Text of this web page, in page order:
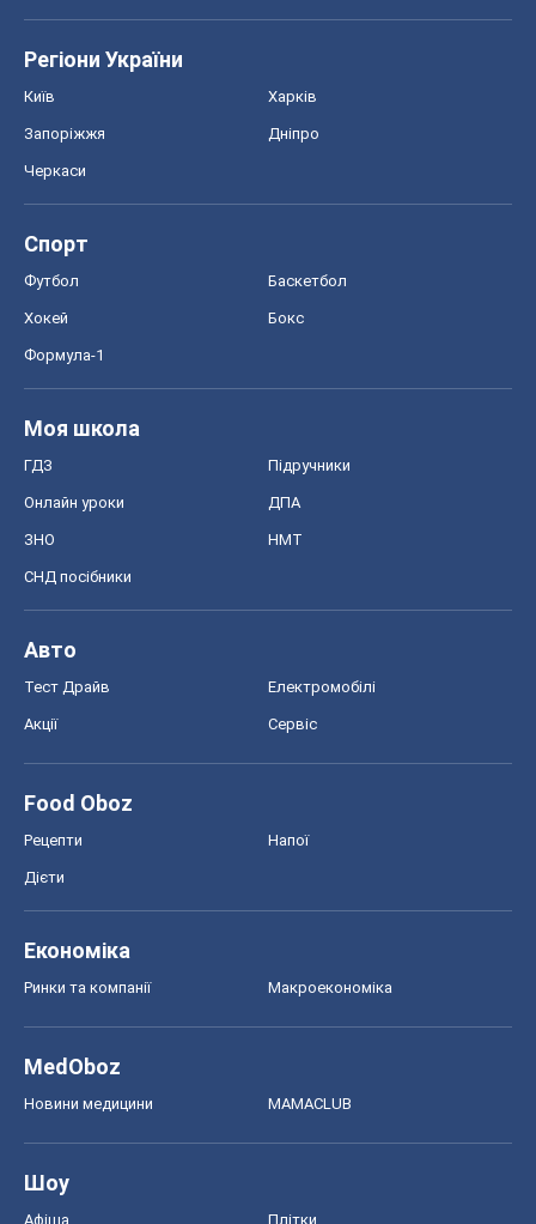
Регіони України
Київ Харків
Запоріжжя Дніпро
Черкаси
Спорт
Футбол Баскетбол
Хокей Бокс
Формула-1
Моя школа
ГДЗ Підручники
Онлайн уроки ДПА
ЗНО НМТ
СНД посібники
Авто
Тест Драйв Електромобілі
Акції Сервіс
Food Oboz
Рецепти Напої
Дієти
Економіка
Ринки та компанії Макроекономіка
MedOboz
Новини медицини MAMACLUB
Шоу
Афіша Плітки